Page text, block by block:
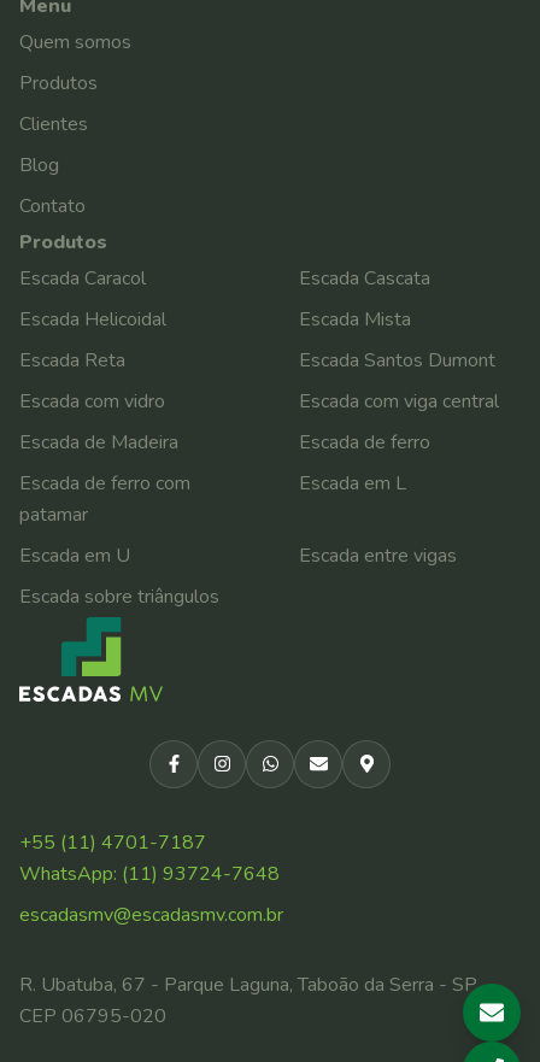
Menu
Quem somos
Produtos
Clientes
Blog
Contato
Produtos
Escada Caracol
Escada Cascata
Escada Helicoidal
Escada Mista
Escada Reta
Escada Santos Dumont
Escada com vidro
Escada com viga central
Escada de Madeira
Escada de ferro
Escada de ferro com
patamar
Escada em L
Escada em U
Escada entre vigas
Escada sobre triângulos
+55 (11) 4701-7187
WhatsApp: (11) 93724-7648
escadasmv@escadasmv.com.br
R. Ubatuba, 67 - Parque Laguna, Taboão da Serra - SP,
CEP 06795-020